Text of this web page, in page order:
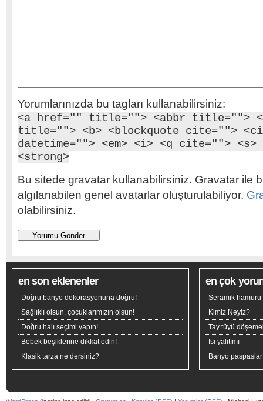
Yorumlarınızda bu tagları kullanabilirsiniz:
<a href="" title=""> <abbr title="">
title=""> <b> <blockquote cite="">
datetime=""> <em> <i> <q cite="">
<strong>
Bu sitede gravatar kullanabilirsiniz. Gravatar ile
algılanabilen genel avatarlar oluşturulabiliyor.
olabilirsiniz.
en son eklenenler
Doğru banyo dekorasyonuna doğru!
Sağlıklı olsun, çocuklarımızın olsun!
Doğru halı seçimi yapın!
Bebek beşiklerine dikkat edin!
Klasik tarza ne dersiniz?
en çok
Seramik hamuru
Kimiz Neyiz?
Tay tüyü
Isı yalıtımı
Banyo